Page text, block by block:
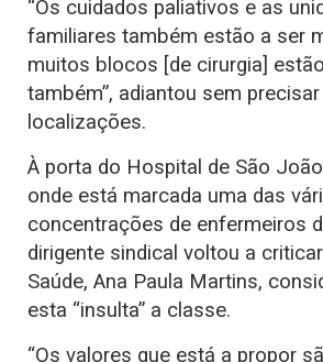
“Os cuidados paliativos e as
familiares também estão a ser
muitos blocos [de cirurgia]
também”, adiantou sem
localizações.
À porta do Hospital de São
onde está marcada uma das
concentrações de enfermeiros
dirigente sindical voltou a
Saúde, Ana Paula Martins,
esta “insulta” a classe.
“Os valores que está a propor